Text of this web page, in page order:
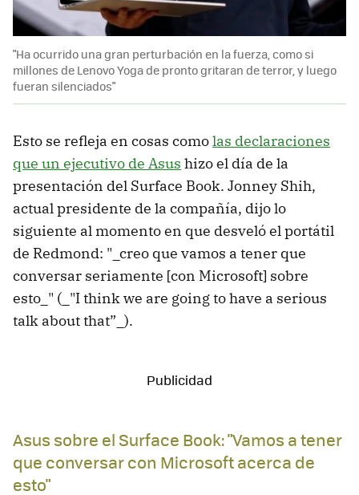
"Ha ocurrido una gran perturbación en la fuerza, como si
millones de Lenovo Yoga de pronto gritaran de terror, y luego
fueran silenciados"
Esto se refleja en cosas comolas declaraciones
que un ejecutivo de Asus hizo el día de la
presentación del Surface Book. Jonney Shih,
actual presidente de la compañía, dijo lo
siguiente al momento en que desveló el portátil
de Redmond: "_creo que vamos a tener que
conversar seriamente [con Microsoft] sobre
esto_" (_"I think we are going to have a serious
talk about that”_).
Asus sobre el Surface Book: "Vamos a tener
que conversar con Microsoft acerca de
esto"